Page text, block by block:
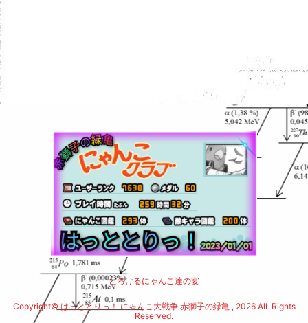
とろけるにゃんこ達の宴
Copyright© はっととりっ！ にゃんこ大戦争 赤獅子の緑亀 , 2026 All Rights
Reserved.